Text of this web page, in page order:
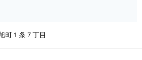
町１条７丁目